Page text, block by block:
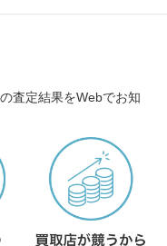
査定結果をWebでお知